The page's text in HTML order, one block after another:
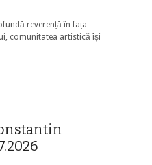
reverență în fața
comunitatea artistică își